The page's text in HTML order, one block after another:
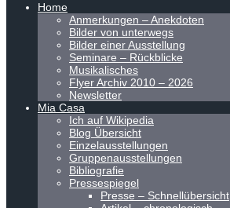
Home
Anmerkungen – Anekdoten
Bilder von unterwegs
Bilder einer Ausstellung
Seminare – Rückblicke
Musikalisches
Flyer Archiv 2010 – 2026
Newsletter
Mia Casa
Ich auf Wikipedia
Blog Übersicht
Einzelausstellungen
Gruppenausstellungen
Bibliografie
Pressespiegel
Presse – Schnellübersicht